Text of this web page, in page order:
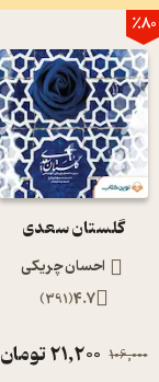
٪80
گلستان سعدی
احسان چریکی
4.7
(
391
)
106,000
21,200تومان